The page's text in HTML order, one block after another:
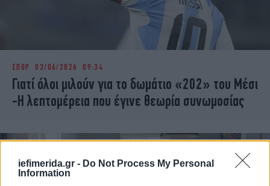
iefimerida.gr - Do Not Process My Personal
Information
ΣΠΟΡ 03/06/2026 09:34
Γιατί όλοι μιλούν για το δωμάτιο «202» του Μέσι
-Η λεπτομέρεια που έγινε θεωρία συνωμοσίας